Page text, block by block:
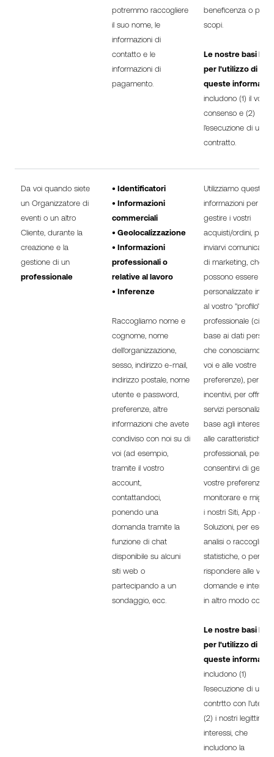
potremmo raccogliere
il suo nome, le
informazioni di
contatto e le
informazioni di
pagamento.
beneficenza o per
scopi.
Le nostre basi
per l'utilizzo di
queste
includono (1) il vostro
consenso e (2)
l'esecuzione di un
contratto.
Da voi quando siete
un Organizzatore di
eventi o un altro
Cliente, durante la
creazione e la
gestione di un
professionale
• Identificatori
• Informazioni
commerciali
• Geolocalizzazione
• Informazioni
professionali o
relative al lavoro
• Inferenze
Raccogliamo nome e
cognome, nome
dell'organizzazione,
sesso, indirizzo e-mail,
indirizzo postale, nome
utente e password,
preferenze, altre
informazioni che avete
condiviso con noi su di
voi (ad esempio,
tramite il vostro
account,
contattandoci,
ponendo una
domanda tramite la
funzione di chat
disponibile su alcuni
siti web o
partecipando a un
sondaggio, ecc.
Utilizziamo queste
informazioni per
gestire i vostri
acquisti/ordini, per
inviarvi
di marketing, che
possono essere
personalizzate in
al vostro "profilo"
professionale (cioè
base ai dati
che conosciamo su
voi e alle vostre
preferenze), per
incentivi, per offrirvi
servizi personalizzati
base agli interessi e
alle caratteristiche
professionali, per
consentirvi di
vostre preferenze,
monitorare e
i nostri Siti, App e
Soluzioni, per
analisi o raccogliere
statistiche, o per
rispondere alle
domande e
in altro modo con
Le nostre basi
per l'utilizzo di
queste
includono (1)
l'esecuzione di un
contrtto con
(2) i nostri legittimi
interessi, che
includono la